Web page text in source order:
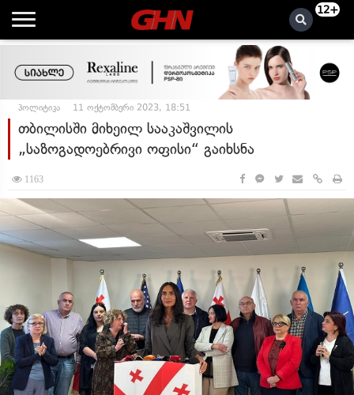
12+
პოლიტიკა 11 ოქტომბერი 2023, 18:51
თბილისში მიხეილ სააკაშვილის
„საზოგადოებრივი ოფისი“ გაიხსნა
1163